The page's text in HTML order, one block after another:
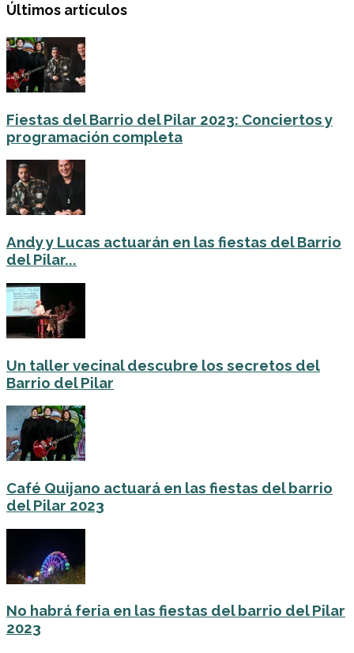
Últimos artículos
Fiestas del Barrio del Pilar 2023: Conciertos y
programación completa
Andy y Lucas actuarán en las fiestas del Barrio
del Pilar...
Un taller vecinal descubre los secretos del
Barrio del Pilar
Café Quijano actuará en las fiestas del barrio
del Pilar 2023
No habrá feria en las fiestas del barrio del Pilar
2023